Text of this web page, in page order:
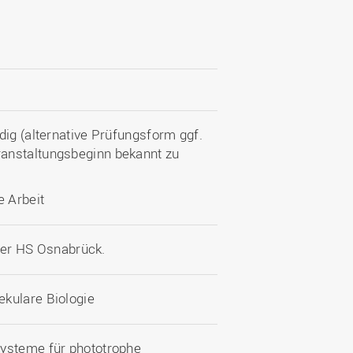
(alternative Prüfungsform ggf.
bekannt zu
Arbeit
HS Osnabrück.
Biologie
für phototrophe